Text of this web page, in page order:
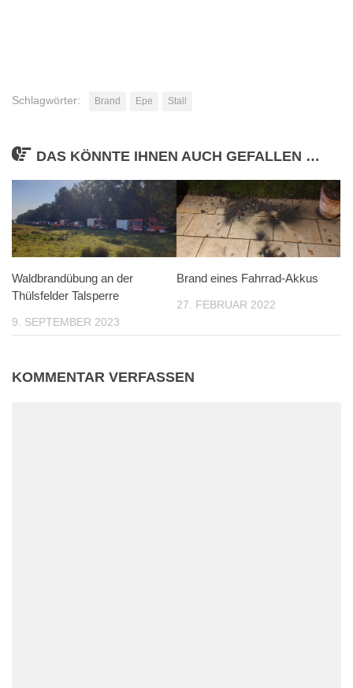
Schlagwörter: Brand Epe Stall
DAS KÖNNTE IHNEN AUCH GEFALLEN …
Waldbrandübung an der
Thülsfelder Talsperre
9. SEPTEMBER 2023
Brand eines Fahrrad-Akkus
27. FEBRUAR 2022
KOMMENTAR VERFASSEN